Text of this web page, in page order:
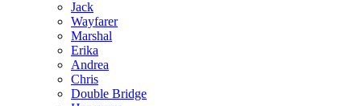
Jack
Wayfarer
Marshal
Erika
Andrea
Chris
Double Bridge